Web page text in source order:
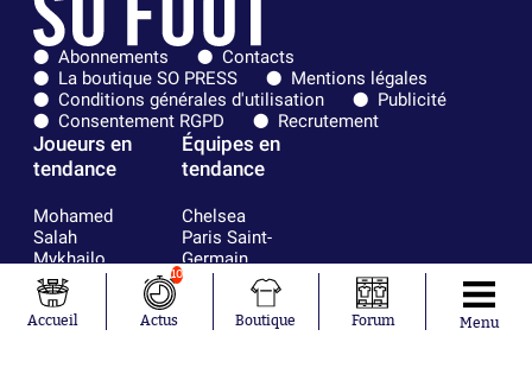
Abonnements
Contacts
La boutique SO PRESS
Mentions légales
Conditions générales d'utilisation
Publicité
Consentement RGPD
Recrutement
Joueurs en
tendance
Mohamed
Salah
Mykhailo
Mudryk
Neymar
Khalis Merah
Équipes en
tendance
Chelsea
Paris Saint-
Germain
Bordeaux
Olympique
lyonnais
Accueil
10
Actus Boutique Forum Menu